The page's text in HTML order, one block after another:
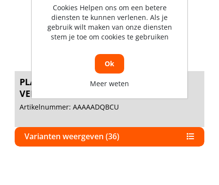
PLAATSCHROEVEN MET LENSKOP,
VERZINKT
Artikelnummer: AAAAADQBCU
Varianten weergeven (36)
Cookies Helpen ons om een betere
diensten te kunnen verlenen. Als je
gebruik wilt maken van onze diensten
stem je toe om cookies te gebruiken
Ok
Meer weten